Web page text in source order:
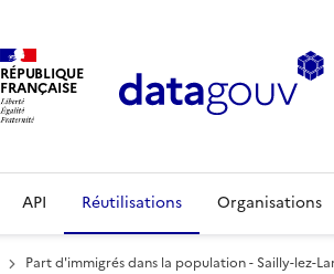
RÉPUBLIQUE
FRANÇAISE
API Réutilisations Organisations
Part d'immigrés dans la population - Sailly-lez-